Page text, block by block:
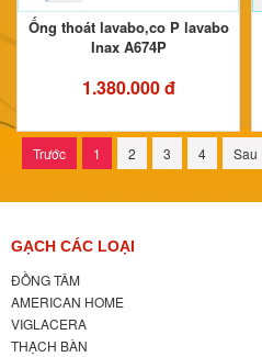
Ống thoát lavabo,co P lavabo
Inax A674P
1.380.000 đ
Trước 1 2 3 4 Sau
GẠCH CÁC LOẠI
ĐỒNG TÂM
AMERICAN HOME
VIGLACERA
THẠCH BÀN